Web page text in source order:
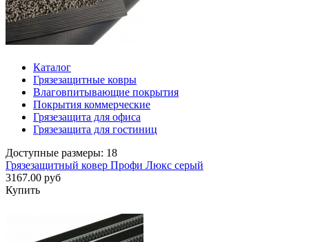
Каталог
Грязезащитные ковры
Влаговпитывающие покрытия
Покрытия коммерческие
Грязезащита для офиса
Грязезащита для гостиниц
Доступные размеры: 18
Грязезащитный ковер Профи Люкс серый
3167.00 руб
Купить